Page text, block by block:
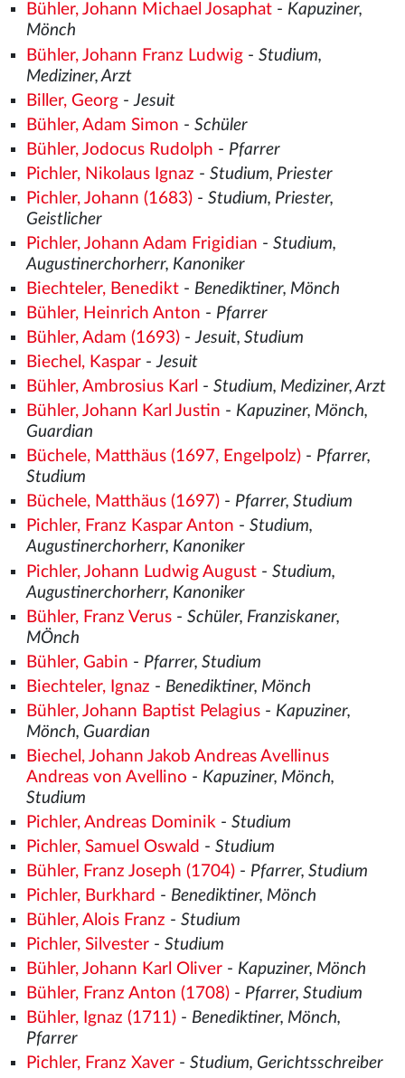
Bühler, Johann Michael Josaphat- Kapuziner,
Mönch
Bühler, Johann Franz Ludwig- Studium,
Mediziner, Arzt
Biller, Georg- Jesuit
Bühler, Adam Simon - Schüler
Bühler, Jodocus Rudolph - Pfarrer
Pichler, Nikolaus Ignaz - Studium, Priester
Pichler, Johann (1683)- Studium, Priester,
Geistlicher
Pichler, Johann Adam Frigidian - Studium,
Augustinerchorherr, Kanoniker
Biechteler, Benedikt- Benediktiner, Mönch
Bühler, Heinrich Anton - Pfarrer
Bühler, Adam (1693)-Jesuit, Studium
Biechel, Kaspar-Jesuit
Bühler, Ambrosius Karl - Studium, Mediziner, Arzt
Bühler, Johann Karl Justin - Kapuziner, Mönch,
Guardian
Büchele, Matthäus (1697, Engelpolz)- Pfarrer,
Studium
Büchele, Matthäus (1697)- Pfarrer, Studium
Pichler, Franz Kaspar Anton - Studium,
Augustinerchorherr, Kanoniker
Pichler, Johann Ludwig August- Studium,
Augustinerchorherr, Kanoniker
Bühler, Franz Verus- Schüler, Franziskaner,
MÖnch
Bühler, Gabin - Pfarrer, Studium
Biechteler, Ignaz - Benediktiner, Mönch
Bühler, Johann Baptist Pelagius- Kapuziner,
Mönch, Guardian
Biechel, Johann Jakob Andreas Avellinus
Andreas von Avellino - Kapuziner, Mönch,
Studium
Pichler, Andreas Dominik- Studium
Pichler, Samuel Oswald - Studium
Bühler, Franz Joseph (1704)- Pfarrer, Studium
Pichler, Burkhard - Benediktiner, Mönch
Bühler, Alois Franz - Studium
Pichler, Silvester- Studium
Bühler, Johann Karl Oliver- Kapuziner, Mönch
Bühler, Franz Anton (1708)- Pfarrer, Studium
Bühler, Ignaz (1711)- Benediktiner, Mönch,
Pfarrer
Pichler, Franz Xaver- Studium, Gerichtsschreiber